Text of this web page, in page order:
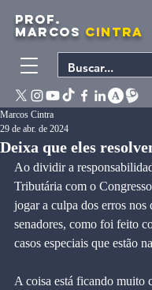
PROF.
MARCOS CINTRA
Deixa que eles
Marcos Cintra
29 de abr. de 2024
Ao dividir a
Tributária com o
jogar a culpa dos erros nos
senadores, como foi feito
casos especiais que estão
A coisa está ficando muito